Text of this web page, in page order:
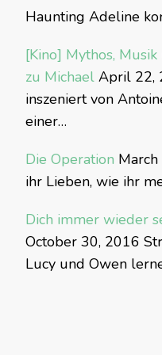
Haunting Adeline
[Kino] Mythos,
zu Michael April 22,
inszeniert von
einer…
Die Operation
ihr Lieben, wie ihr
Dich immer wieder
October 30, 2016
Lucy und Owen